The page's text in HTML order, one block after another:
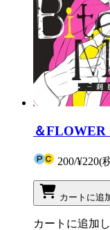
＆
200/¥220(
カートに追
カートに追加